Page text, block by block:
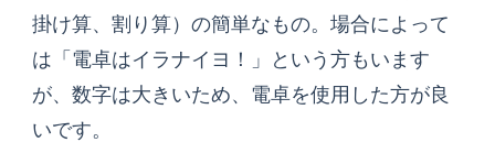
掛け算、割り算）の簡単なもの。場合によって
は「電卓はイラナイヨ！」という方もいます
が、数字は大きいため、電卓を使用した方が良
いです。